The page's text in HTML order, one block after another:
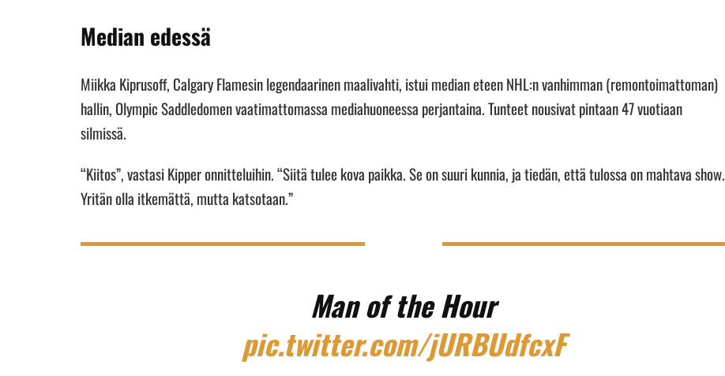
Median edessä
Miikka Kiprusoff, Calgary Flamesin legendaarinen maalivahti, istui median eteen NHL:n vanhimman (remontoimattoman)
hallin, Olympic Saddledomen vaatimattomassa mediahuoneessa perjantaina. Tunteet nousivat pintaan 47 vuotiaan
silmissä.
“Kiitos”, vastasi Kipper onnitteluihin. “Siitä tulee kova paikka. Se on suuri kunnia, ja tiedän, että tulossa on mahtava show.
Yritän olla itkemättä, mutta katsotaan.”
Man of the Hour
pic.twitter.com/jURBUdfcxF